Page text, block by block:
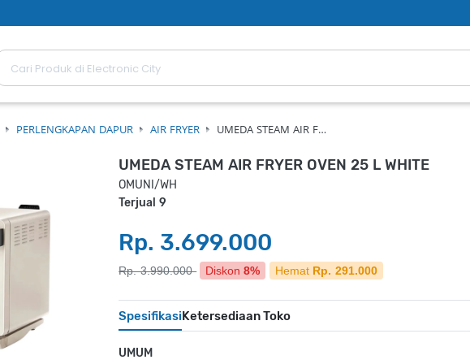
PERLENGKAPAN DAPUR AIR FRYER UMEDA STEAM AIR F…
UMEDA STEAM AIR FRYER OVEN 25 L WHITE
OMUNI/WH
Terjual 9
Rp. 3.699.000
Rp. 3.990.000 Diskon 8% Hemat Rp. 291.000
SpesifikasiKetersediaan Toko
UMUM